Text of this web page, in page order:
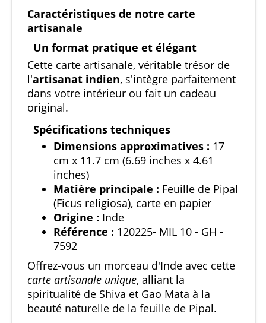
Caractéristiques de notre carte
artisanale
Un format pratique et élégant
Cette carte artisanale, véritable trésor de
l'artisanat indien, s'intègre parfaitement
dans votre intérieur ou fait un cadeau
original.
Spécifications techniques
Dimensions approximatives : 17
cm x 11.7 cm (6.69 inches x 4.61
inches)
Matière principale : Feuille de Pipal
(Ficus religiosa), carte en papier
Origine : Inde
Référence : 120225- MIL 10 - GH -
7592
Offrez-vous un morceau d'Inde avec cette
carte artisanale unique, alliant la
spiritualité de Shiva et Gao Mata à la
beauté naturelle de la feuille de Pipal.